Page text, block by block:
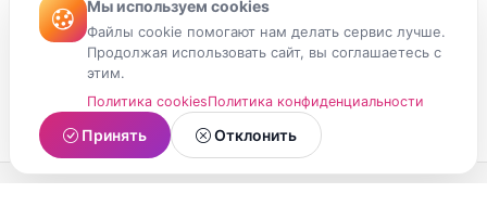
Мы используем cookies
Файлы cookie помогают нам делать сервис лучше.
Продолжая использовать сайт, вы соглашаетесь с
этим.
Политика cookiesПолитика конфиденциальности
Принять Отклонить